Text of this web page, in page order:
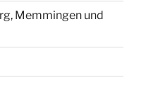
Memmingen und